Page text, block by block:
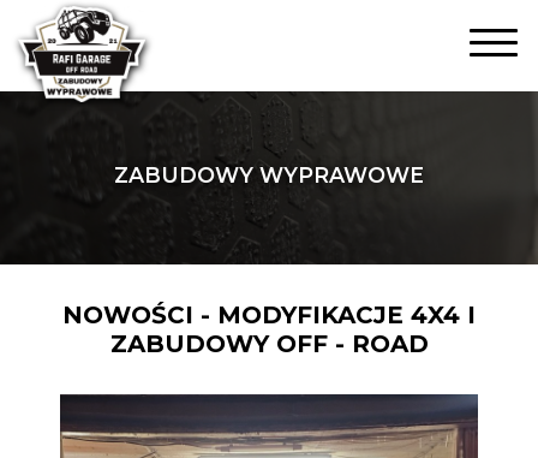
ZABUDOWY WYPRAWOWE
NOWOŚCI - MODYFIKACJE 4X4 I
ZABUDOWY OFF - ROAD